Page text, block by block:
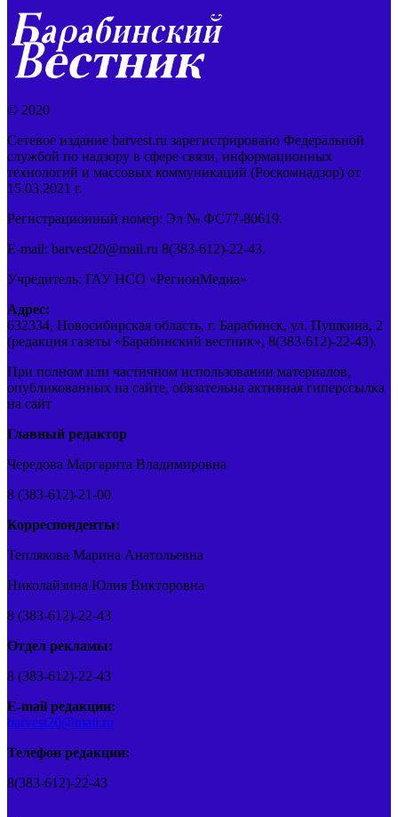
© 2020
Сетевое издание barvest.ru зарегистрировано Федеральной
службой по надзору в сфере связи, информационных
технологий и массовых коммуникаций (Роскомнадзор) от
15.03.2021 г.
Регистрационный номер: Эл № ФС77-80619.
E-mail: barvest20@mail.ru 8(383-612)-22-43.
Учредитель: ГАУ НСО «РегионМедиа»
Адрес:
632334, Новосибирская область, г. Барабинск, ул. Пушкина, 2
(редакция газеты «Барабинский вестник», 8(383-612)-22-43).
При полном или частичном использовании материалов,
опубликованных на сайте, обязательна активная гиперссылка
на сайт
Главный редактор
Чередова Маргарита Владимировна
8 (383-612)-21-00
Корреспонденты:
Теплякова Марина Анатольевна
Николайзина Юлия Викторовна
8 (383-612)-22-43
Отдел рекламы:
8 (383-612)-22-43
E-mail редакции:
barvest20@mail.ru
Телефон редакции:
8(383-612)-22-43